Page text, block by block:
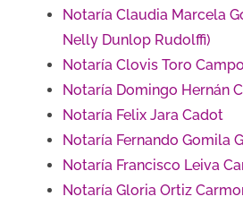
Notaría Claudia Marcela
Nelly Dunlop Rudolffi)
Notaría Clovis Toro
Notaría Domingo Hernán
Notaría Felix Jara Cadot
Notaría Fernando Gomila
Notaría Francisco Leiva
Notaría Gloria Ortiz